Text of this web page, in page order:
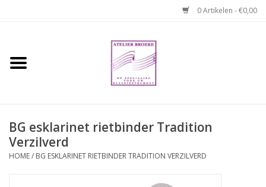
0 Artikelen - €0,00
Home
Reparaties en
abonnementen
BG esklarinet rietbinder Tradition
Verzilverd
HOME/ BG ESKLARINET RIETBINDER TRADITION VERZILVERD